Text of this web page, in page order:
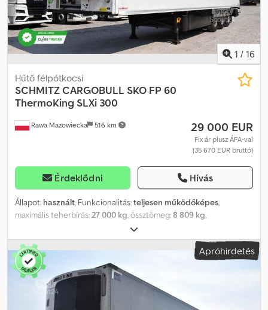
1 / 16
Rawa Mazowiecka 516 km
Hűtő félpótkocsi
SCHMITZ CARGOBULL SKO FP 60
ThermoKing SLXi 300
29 000 EUR
Fix ár plusz ÁFA-val
(35 670 EUR bruttó)
Érdeklődni Hívás
Állapot: használt, Funkcionalitás:teljesen működőképes,
maximális teherbírás:27 000 kg, össztömeg:8 809 kg,
, első forgalomba helyezés:
teljes hossz:14 040 mm, teljes szélesség:2 600 mm, felfüggesztés:
levegő, szín:fehér, Gyártási év: , Felszereltség: hűtőegység,
szervokormány, teljes szervizelési előélet
Hűtőegység – THERMO KING SLXi 300, dízel és elektromos
Crodpfxjzr Udfj Aftef Tengelyek gyártója – Schmitz Rotos Teljes
légrugózás Szigetelt hátsó ajtók, 4 acélrudakkal FP-szigetelt
Apróhirdetés